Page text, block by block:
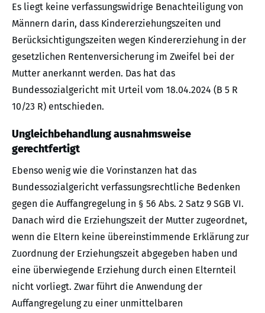
Es liegt keine verfassungswidrige Benachteiligung von
Männern darin, dass Kindererziehungszeiten und
Berücksichtigungszeiten wegen Kindererziehung in der
gesetzlichen Rentenversicherung im Zweifel bei der
Mutter anerkannt werden. Das hat das
Bundessozialgericht mit Urteil vom 18.04.2024 (B 5 R
10/23 R) entschieden.
Ungleichbehandlung ausnahmsweise
gerechtfertigt
Ebenso wenig wie die Vorinstanzen hat das
Bundessozialgericht verfassungsrechtliche Bedenken
gegen die Auffangregelung in § 56 Abs. 2 Satz 9 SGB VI.
Danach wird die Erziehungszeit der Mutter zugeordnet,
wenn die Eltern keine übereinstimmende Erklärung zur
Zuordnung der Erziehungszeit abgegeben haben und
eine überwiegende Erziehung durch einen Elternteil
nicht vorliegt. Zwar führt die Anwendung der
Auffangregelung zu einer unmittelbaren